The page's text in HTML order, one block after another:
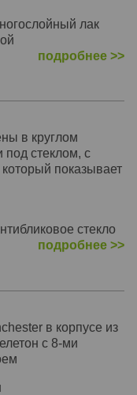
лак
подробнее >>
в круглом
под стеклом, с
показывает
стекло
подробнее >>
в корпусе из
с 8-ми